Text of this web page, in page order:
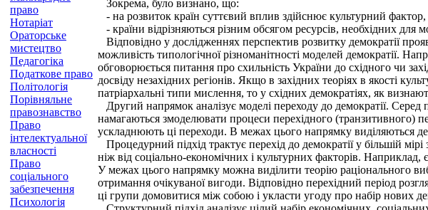
право
Нотаріат
Ораторське
мистецтво
Педагогіка
Податкове право
Політологія
Порівняльне
правознавство
Право
інтелектуальної
власності
Право
соціального
забезпечення
Психологія
Зокрема, було визнано, що:
- на розвиток країн суттєвий вплив здійснює культурний
- країни відрізняються різним обсягом ресурсів, необхідних для
Відповідно у дослідженнях перспектив розвитку демократії
можливість типологічної різноманітності моделей демократії.
обговорюється питання про схильність України до східного чи
досвіду незахідних регіонів. Якщо в західних теоріях в якості
патріархальні типи мислення, то у східних демократіях, як
Другий напрямок аналізує моделі переходу до демократії. Серед
намагаються змоделювати процеси перехідного (транзитивного)
ускладнюють ці переходи. В межах цього напрямку виділяються
Процедурний підхід трактує перехід до демократії у більшій
ніж від соціально-економічних і культурних факторів.
У межах цього напрямку можна виділити теорію раціонального
отримання очікуваної вигоди. Відповідно перехідний період
ці групи домовитися між собою і укласти угоду про набір нових